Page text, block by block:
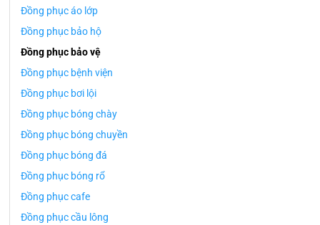
Đồng phục áo lớp
Đồng phục bảo hộ
Đồng phục bảo vệ
Đồng phục bệnh viện
Đồng phục bơi lội
Đồng phục bóng chày
Đồng phục bóng chuyền
Đồng phục bóng đá
Đồng phục bóng rổ
Đồng phục cafe
Đồng phục cầu lông